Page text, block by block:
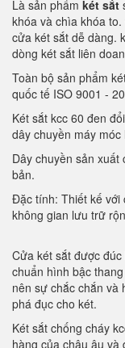
Là sản phẩm két sắt
khóa và chìa khóa
cửa két sắt dễ dàng.
dòng két sắt liên
Toàn bộ sản phẩm
quốc tế ISO 9001 -
Két sắt kcc 60 đen
dây chuyền máy
Dây chuyền sản
bản.
Đặc tính: Thiết kế với
không gian lưu trữ
Cửa két sắt được
chuẩn hình bậc
nên sự chắc chắn và
phá đục cho két.
Két sắt chống cháy
hàng của châu âu